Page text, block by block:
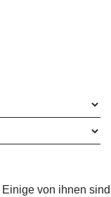
von ihnen sind